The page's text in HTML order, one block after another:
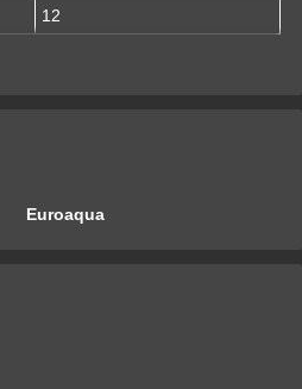
12
Euroaqua